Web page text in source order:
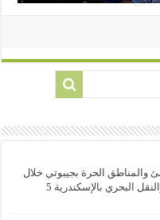
والمناطق الحرة بجيبوتي خلال
البحري بالإسكندرية 5